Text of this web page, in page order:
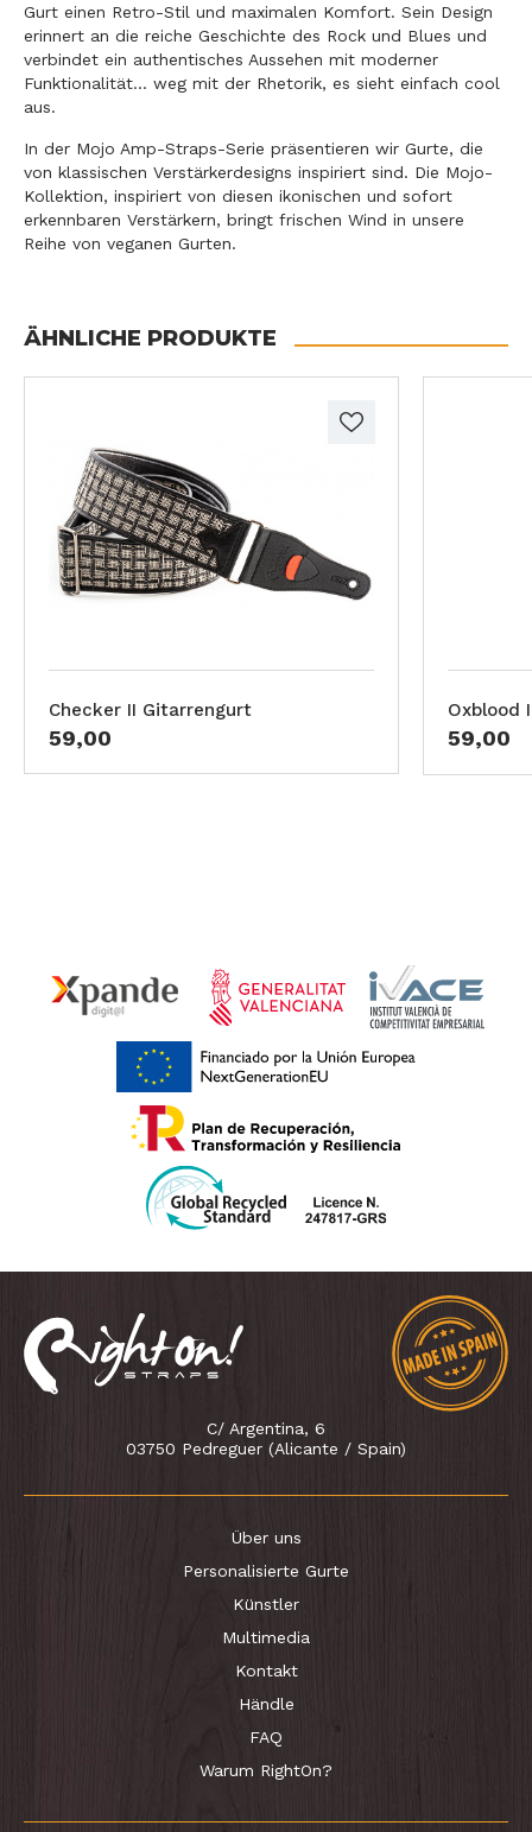
Gurt einen Retro-Stil und maximalen Komfort. Sein Design
erinnert an die reiche Geschichte des Rock und Blues und
verbindet ein authentisches Aussehen mit moderner
Funktionalität... weg mit der Rhetorik, es sieht einfach cool
aus.
In der Mojo Amp-Straps-Serie präsentieren wir Gurte, die
von klassischen Verstärkerdesigns inspiriert sind. Die Mojo-
Kollektion, inspiriert von diesen ikonischen und sofort
erkennbaren Verstärkern, bringt frischen Wind in unsere
Reihe von veganen Gurten.
ÄHNLICHE PRODUKTE
Checker II Gitarrengurt
59,00
Oxblood
59,00
C/ Argentina, 6
03750 Pedreguer (Alicante / Spain)
Über uns
Personalisierte Gurte
Künstler
Multimedia
Kontakt
Händle
FAQ
Warum RightOn?